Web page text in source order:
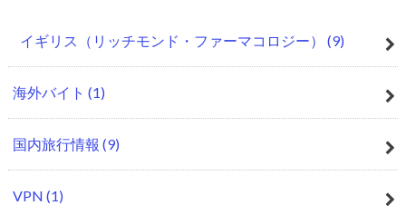
イギリス（リッチモンド・ファーマコロジー） (9)
海外バイト (1)
国内旅行情報 (9)
VPN (1)